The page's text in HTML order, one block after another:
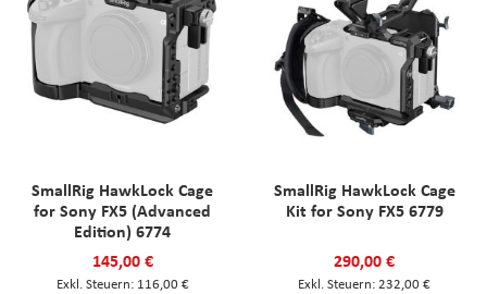
SmallRig HawkLock Cage
for Sony FX5 (Advanced
Edition) 6774
145,00 €
116,00 €
SmallRig HawkLock Cage
Kit for Sony FX5 6779
290,00 €
232,00 €